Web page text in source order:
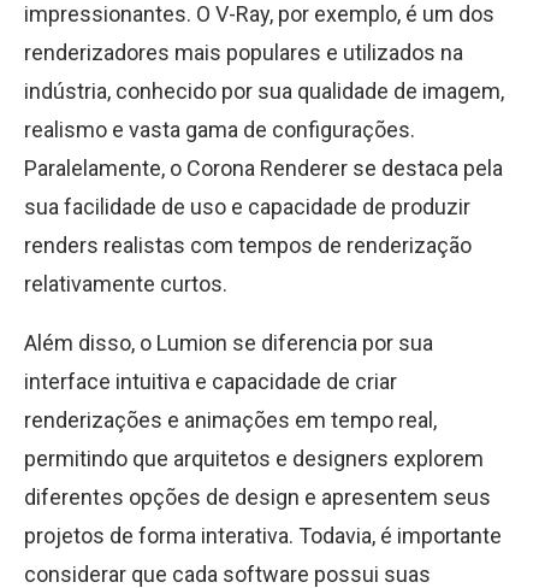
impressionantes. O V-Ray, por exemplo, é um dos
renderizadores mais populares e utilizados na
indústria, conhecido por sua qualidade de imagem,
realismo e vasta gama de configurações.
Paralelamente, o Corona Renderer se destaca pela
sua facilidade de uso e capacidade de produzir
renders realistas com tempos de renderização
relativamente curtos.
Além disso, o Lumion se diferencia por sua
interface intuitiva e capacidade de criar
renderizações e animações em tempo real,
permitindo que arquitetos e designers explorem
diferentes opções de design e apresentem seus
projetos de forma interativa. Todavia, é importante
considerar que cada software possui suas